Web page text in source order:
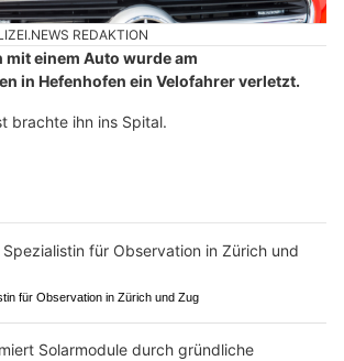
REDAKTION
mit einem Auto wurde am
in Hefenhofen ein Velofahrer verletzt.
brachte ihn ins Spital.
für Observation in Zürich und Zug